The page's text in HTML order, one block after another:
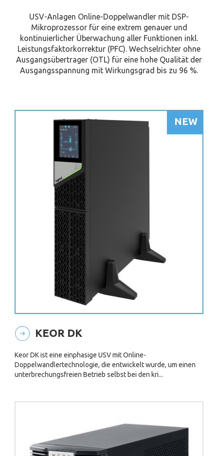
USV-Anlagen Online-Doppelwandler mit DSP-
Mikroprozessor für eine extrem genauer und
kontinuierlicher Überwachung aller Funktionen inkl.
Leistungsfaktorkorrektur (PFC). Wechselrichter ohne
Ausgangsübertrager (OTL) für eine hohe Qualität der
Ausgangsspannung mit Wirkungsgrad bis zu 96 %.
KEOR DK
Keor DK ist eine einphasige USV mit Online-
Doppelwandlertechnologie, die entwickelt wurde, um einen
unterbrechungsfreien Betrieb selbst bei den kri...